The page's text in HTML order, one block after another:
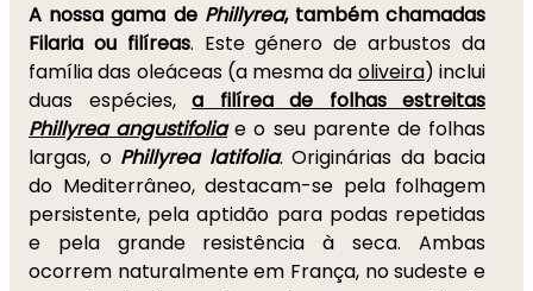
A nossa gama de Phillyrea, também chamadas
Filaria ou filíreas. Este género de arbustos da
família das oleáceas (a mesma da oliveira) inclui
duas espécies, a filírea de folhas estreitas
Phillyrea angustifoliae o seu parente de folhas
largas, o Phillyrea latifolia. Originárias da bacia
do Mediterrâneo, destacam-se pela folhagem
persistente, pela aptidão para podas repetidas
e pela grande resistência à seca. Ambas
ocorrem naturalmente em França, no sudeste e